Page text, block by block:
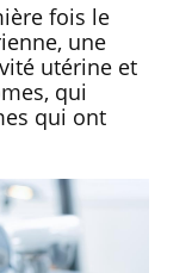
fois le
une
utérine et
qui
qui ont